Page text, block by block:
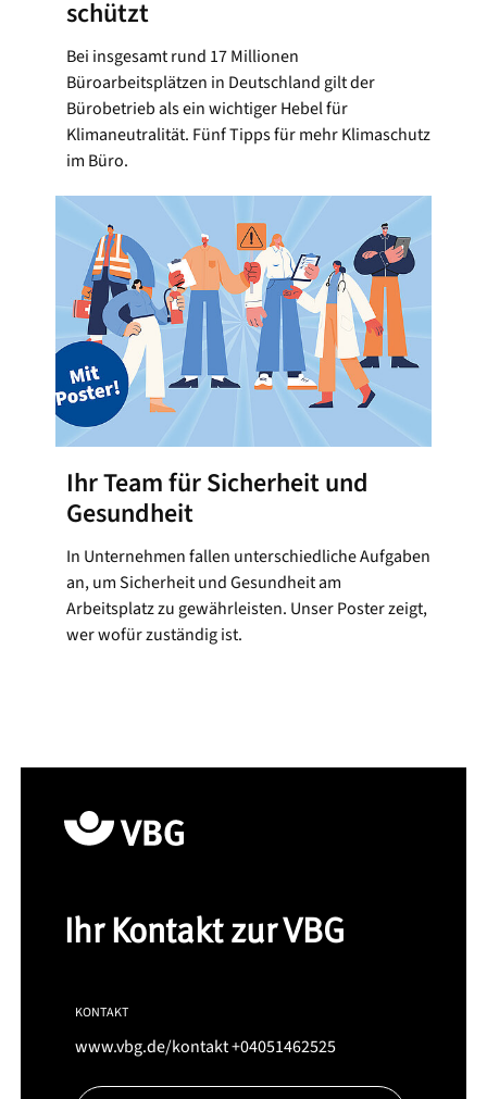
schützt
Bei insgesamt rund 17 Millionen
Büroarbeitsplätzen in Deutschland gilt der
Bürobetrieb als ein wichtiger Hebel für
Klimaneutralität. Fünf Tipps für mehr Klimaschutz
im Büro.
Ihr Team für Sicherheit und
Gesundheit
In Unternehmen fallen unterschiedliche Aufgaben
an, um Sicherheit und Gesundheit am
Arbeitsplatz zu gewährleisten. Unser Poster zeigt,
wer wofür zuständig ist.
Ihr Kontakt zur VBG
KONTAKT
www.vbg.de/kontakt+04051462525